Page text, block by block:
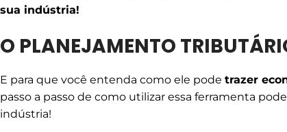
sua indústria!
O PLANEJAMENTO
E para que você entenda como ele pode trazer
passo a passo de como utilizar essa ferramenta
indústria!